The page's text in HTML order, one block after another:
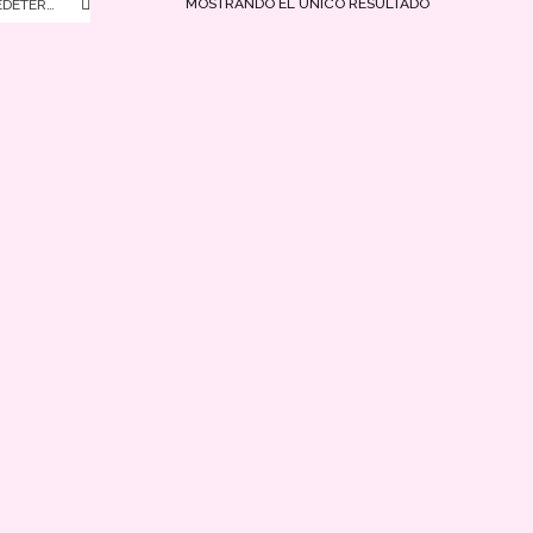
MOSTRANDO EL ÚNICO RESULTADO
ORDEN PREDETERMINADO